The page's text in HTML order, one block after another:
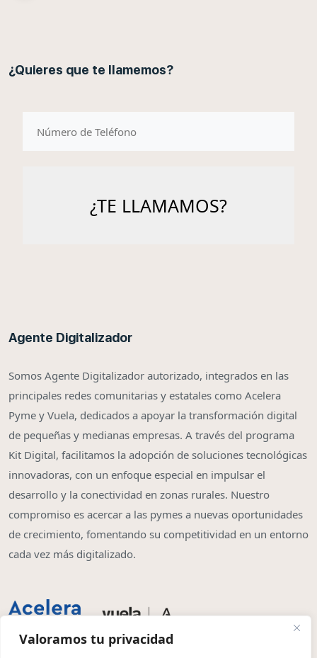
Valoramos tu privacidad
¿Quieres que te llamemos?
Agente Digitalizador
Somos Agente Digitalizador autorizado, integrados en las
principales redes comunitarias y estatales como Acelera
Pyme y Vuela, dedicados a apoyar la transformación digital
de pequeñas y medianas empresas. A través del programa
Kit Digital, facilitamos la adopción de soluciones tecnológicas
innovadoras, con un enfoque especial en impulsar el
desarrollo y la conectividad en zonas rurales. Nuestro
compromiso es acercar a las pymes a nuevas oportunidades
de crecimiento, fomentando su competitividad en un entorno
cada vez más digitalizado.